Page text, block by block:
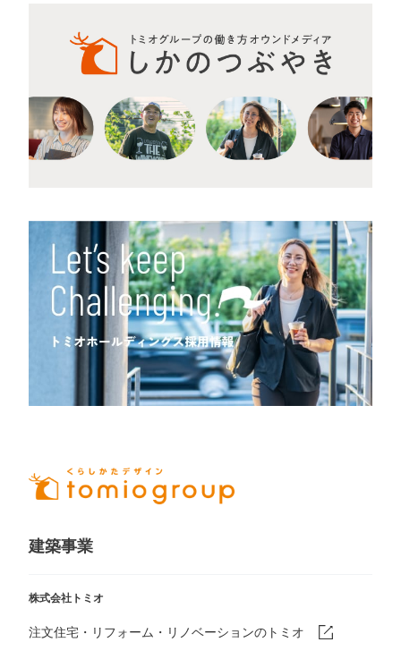
建築事業
株式会社トミオ
注文住宅・リフォーム・リノベーションのトミオ